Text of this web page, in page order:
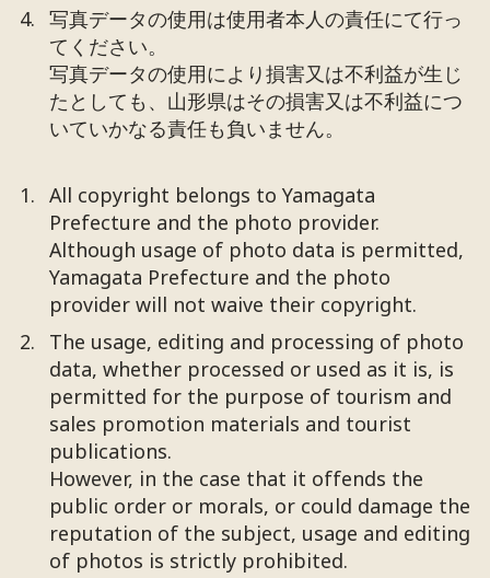
写真データの使用は使用者本人の責任にて行っ
てください。
写真データの使用により損害又は不利益が生じ
たとしても、山形県はその損害又は不利益につ
いていかなる責任も負いません。
All copyright belongs to Yamagata
Prefecture and the photo provider.
Although usage of photo data is permitted,
Yamagata Prefecture and the photo
provider will not waive their copyright.
The usage, editing and processing of photo
data, whether processed or used as it is, is
permitted for the purpose of tourism and
sales promotion materials and tourist
publications.
However, in the case that it offends the
public order or morals, or could damage the
reputation of the subject, usage and editing
of photos is strictly prohibited.